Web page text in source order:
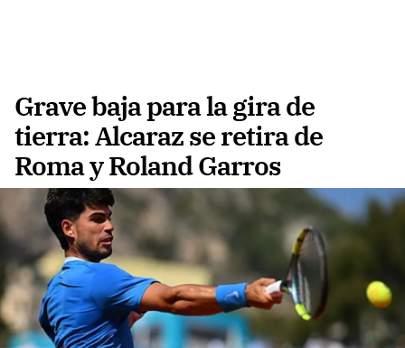
Grave baja para la gira de
tierra: Alcaraz se retira de
Roma y Roland Garros